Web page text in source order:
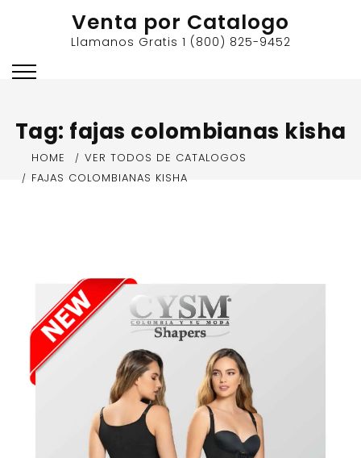
Venta por Catalogo
Llamanos Gratis 1 (800) 825-9452
Tag: fajas colombianas kisha
HOME
VER TODOS DE CATALOGOS
FAJAS COLOMBIANAS KISHA